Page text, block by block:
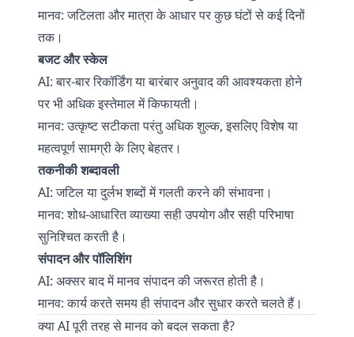
मानव: जटिलता और मात्रा के आधार पर कुछ घंटों से कई दिनों
तक।
बजट और स्केल
AI: बार-बार रिकॉर्डिंग या बारंबार अनुवाद की आवश्यकता होने
पर भी अधिक इस्तेमाल में किफायती।
मानव: उत्कृष्ट सटीकता परंतु अधिक शुल्क, इसलिए विशेष या
महत्वपूर्ण सामग्री के लिए बेहतर।
तकनीकी शब्दावली
AI: जटिल या दुर्लभ शब्दों में गलती करने की संभावना।
मानव: शोध-आधारित व्याख्या सही उपयोग और सही परिभाषा
सुनिश्चित करती है।
संपादन और पॉलिशिंग
AI: अक्सर बाद में मानव संपादन की जरूरत होती है।
मानव: कार्य करते समय ही संपादन और सुधार करते चलते हैं।
क्या AI पूरी तरह से मानव को बदल सकता है?